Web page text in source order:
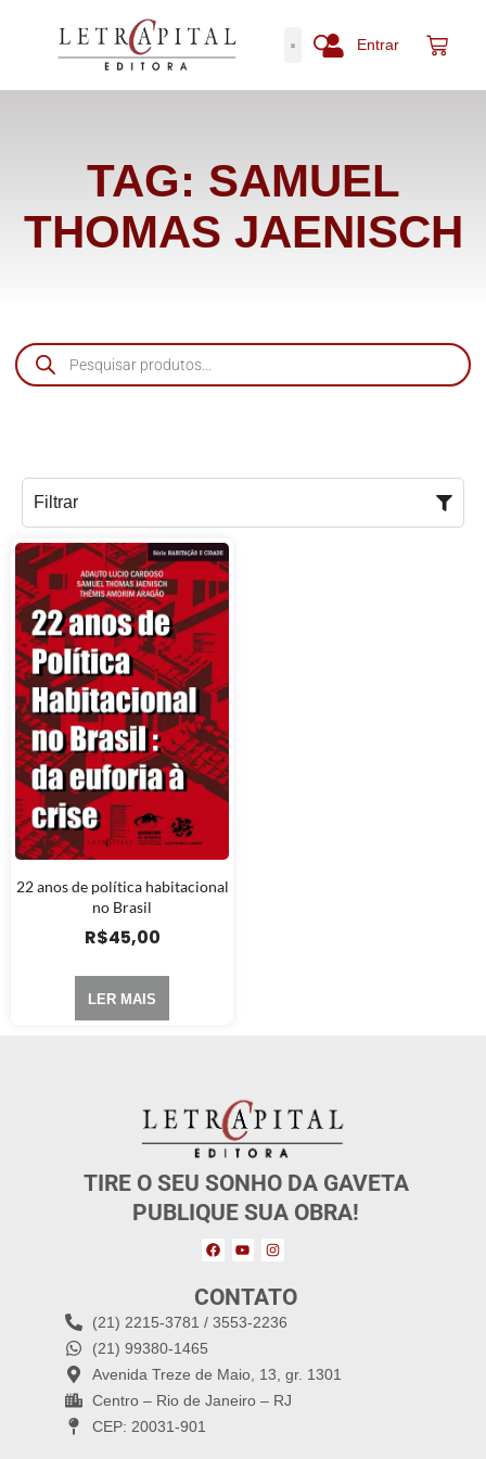
Entrar
TAG: SAMUEL
THOMAS JAENISCH
Filtrar
22 anos de política habitacional
no Brasil
R$45,00
LER MAIS
TIRE O SEU SONHO DA GAVETA
PUBLIQUE SUA OBRA!
CONTATO
(21) 2215-3781 / 3553-2236
(21) 99380-1465
Avenida Treze de Maio, 13, gr. 1301
Centro – Rio de Janeiro – RJ
CEP: 20031-901